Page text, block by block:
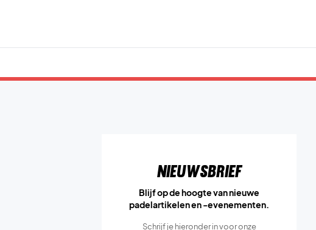
Nieuwsbrief
Blijf op de hoogte van nieuwe
padelartikelen en -evenementen.
Schrijf je hieronder in voor onze